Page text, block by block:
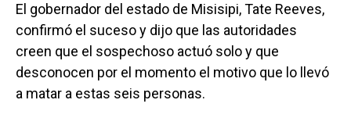
El gobernador del estado de Misisipi, Tate Reeves,
confirmó el suceso y dijo que las autoridades
creen que el sospechoso actuó solo y que
desconocen por el momento el motivo que lo llevó
a matar a estas seis personas.